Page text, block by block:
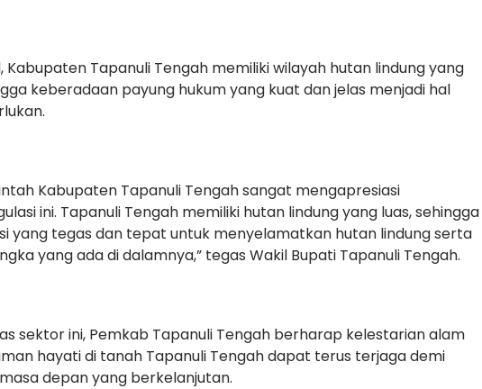
Kabupaten Tapanuli Tengah memiliki wilayah hutan lindung yang
keberadaan payung hukum yang kuat dan jelas menjadi hal
Kabupaten Tapanuli Tengah sangat mengapresiasi
ini. Tapanuli Tengah memiliki hutan lindung yang luas, sehingga
yang tegas dan tepat untuk menyelamatkan hutan lindung serta
yang ada di dalamnya,” tegas Wakil Bupati Tapanuli Tengah.
sektor ini, Pemkab Tapanuli Tengah berharap kelestarian alam
hayati di tanah Tapanuli Tengah dapat terus terjaga demi
depan yang berkelanjutan.